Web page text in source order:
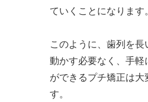
ていくことになります
このように、歯列を長
動かす必要なく、手軽
ができるプチ矯正は大
す。